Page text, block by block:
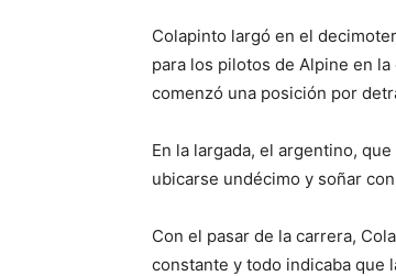
Colapinto largó en el
para los pilotos de Alpine en
comenzó una posición por
En la largada, el argentino,
ubicarse undécimo y soñar
Con el pasar de la carrera,
constante y todo indicaba que